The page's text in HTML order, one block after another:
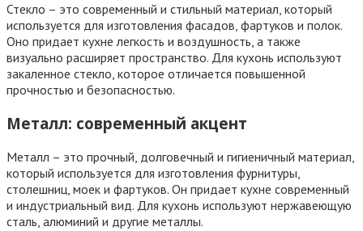
Стекло – это современный и стильный материал, который
используется для изготовления фасадов, фартуков и полок.
Оно придает кухне легкость и воздушность, а также
визуально расширяет пространство. Для кухонь используют
закаленное стекло, которое отличается повышенной
прочностью и безопасностью.
Металл: современный акцент
Металл – это прочный, долговечный и гигиеничный материал,
который используется для изготовления фурнитуры,
столешниц, моек и фартуков. Он придает кухне современный
и индустриальный вид. Для кухонь используют нержавеющую
сталь, алюминий и другие металлы.